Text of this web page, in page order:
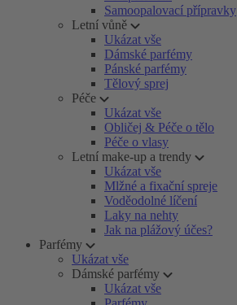
Samoopalovací přípravky
Letní vůně
Ukázat vše
Dámské parfémy
Pánské parfémy
Tělový sprej
Péče
Ukázat vše
Obličej & Péče o tělo
Péče o vlasy
Letní make-up a trendy
Ukázat vše
Mlžné a fixační spreje
Voděodolné líčení
Laky na nehty
Jak na plážový účes?
Parfémy
Ukázat vše
Dámské parfémy
Ukázat vše